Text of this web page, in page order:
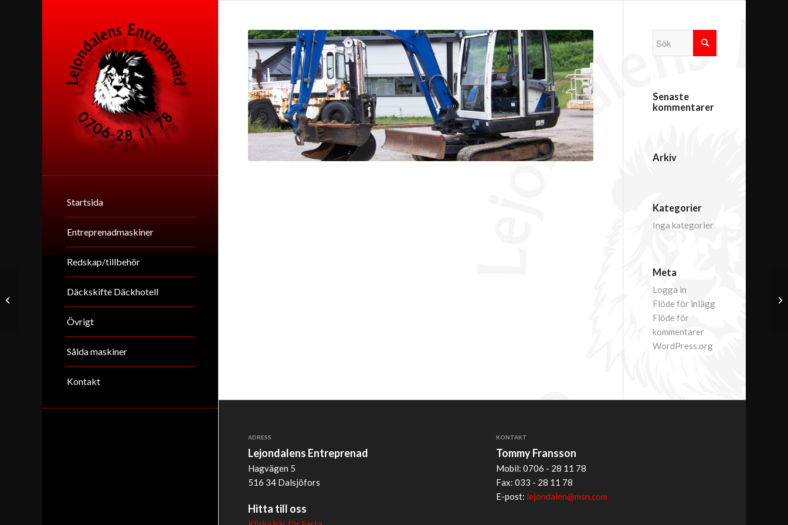
Startsida
Entreprenadmaskiner
Redskap/tillbehör
Däckskifte Däckhotell
Övrigt
Sålda maskiner
Kontakt
Senaste
kommentarer
Arkiv
Kategorier
Inga kategorier
Meta
Logga in
Flöde för inlägg
Flöde för
kommentarer
WordPress.org
ADRESS
Lejondalens Entreprenad
Hagvägen 5
516 34 Dalsjöfors
Hitta till oss
KONTAKT
Tommy Fransson
Mobil: 0706 - 28 11 78
Fax: 033 - 28 11 78
E-post: lejondalen@msn.com